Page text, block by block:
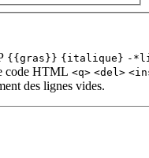
{{gras}} {italique} -
code HTML <q> <del>
des lignes vides.